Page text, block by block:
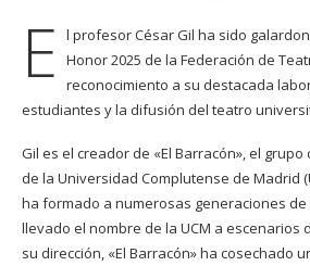
E
l profesor César Gil ha sido
Honor 2025 de la Federación de
reconocimiento a su destacada
estudiantes y la difusión del teatro
Gil es el creador de «El Barracón», el
de la Universidad Complutense de Madrid
ha formado a numerosas generaciones
llevado el nombre de la UCM a escenarios
su dirección, «El Barracón» ha cosechado